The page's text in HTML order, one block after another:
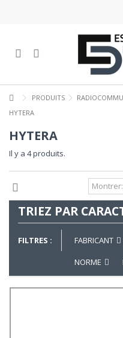
PRODUITS
HYTERA
HYTERA
Il y a 4 produits.
TRIEZ PAR
FILTRES : FABRICANT
NORME